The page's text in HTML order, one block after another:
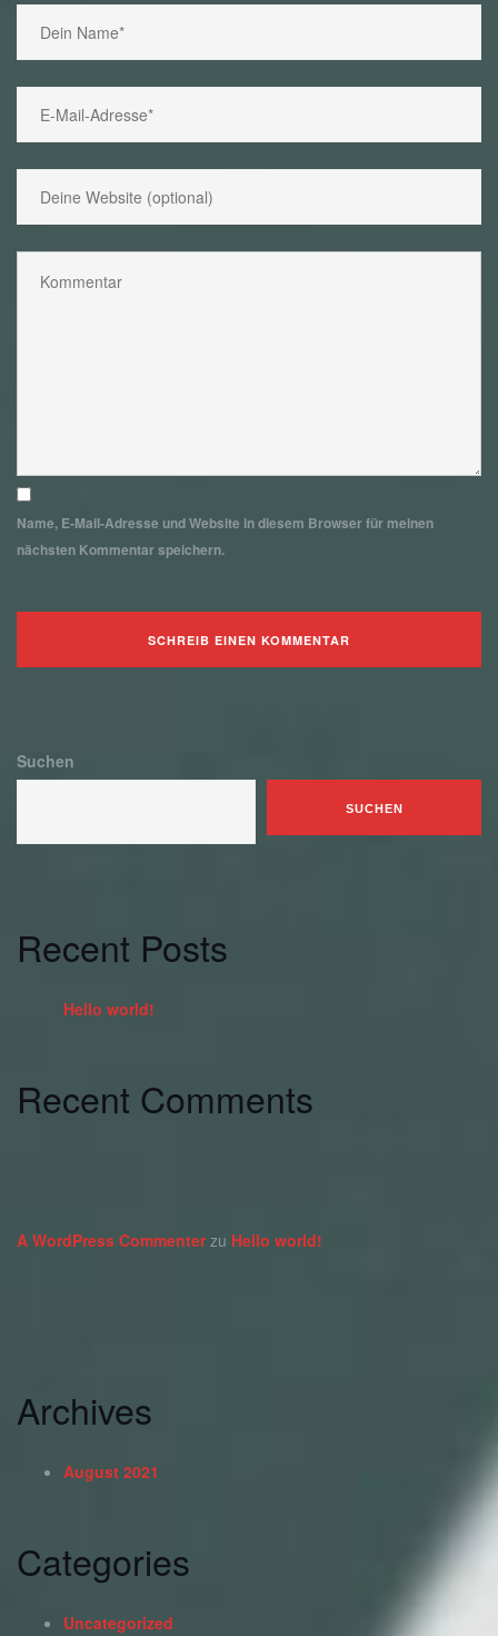
Name, E-Mail-Adresse und Website in diesem Browser für meinen
nächsten Kommentar speichern.
Suchen
SUCHEN
Recent Posts
Hello world!
Recent Comments
A WordPress Commenterzu Hello world!
Archives
August 2021
Categories
Uncategorized